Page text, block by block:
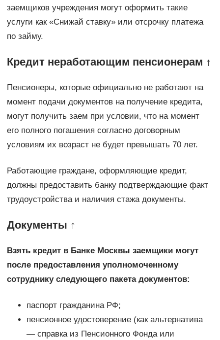
заемщиков учреждения могут оформить такие
услуги как «Снижай ставку» или отсрочку платежа
по займу.
Кредит неработающим пенсионерам ↑
Пенсионеры, которые официально не работают на
момент подачи документов на получение кредита,
могут получить заем при условии, что на момент
его полного погашения согласно договорным
условиям их возраст не будет превышать 70 лет.
Работающие граждане, оформляющие кредит,
должны предоставить банку подтверждающие факт
трудоустройства и наличия стажа документы.
Документы ↑
Взять кредит в Банке Москвы заемщики могут
после предоставления уполномоченному
сотруднику следующего пакета документов:
паспорт гражданина РФ;
пенсионное удостоверение (как альтернатива
— справка из Пенсионного Фонда или